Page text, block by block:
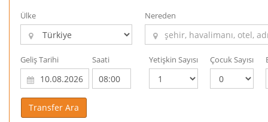
Ülke Nereden
Geliş Tarihi Saati Yetişkin Sayısı Çocuk Sayısı